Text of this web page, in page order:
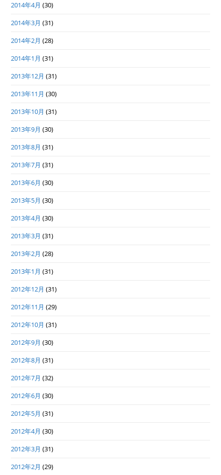
2014年4月 (30)
2014年3月 (31)
2014年2月 (28)
2014年1月 (31)
2013年12月 (31)
2013年11月 (30)
2013年10月 (31)
2013年9月 (30)
2013年8月 (31)
2013年7月 (31)
2013年6月 (30)
2013年5月 (30)
2013年4月 (30)
2013年3月 (31)
2013年2月 (28)
2013年1月 (31)
2012年12月 (31)
2012年11月 (29)
2012年10月 (31)
2012年9月 (30)
2012年8月 (31)
2012年7月 (32)
2012年6月 (30)
2012年5月 (31)
2012年4月 (30)
2012年3月 (31)
2012年2月 (29)